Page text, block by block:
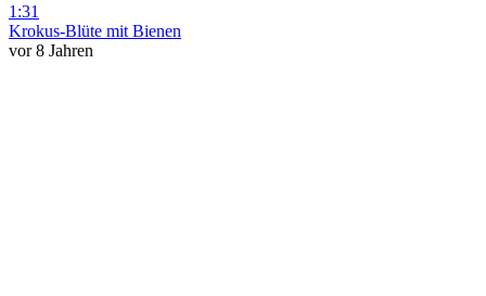
1:31
Krokus-Blüte mit Bienen
vor 8 Jahren